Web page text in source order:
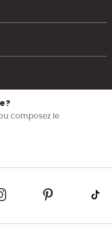
?
composez le